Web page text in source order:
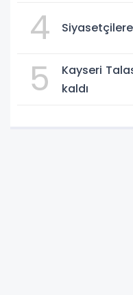
4
5
Kayseri
kaldı